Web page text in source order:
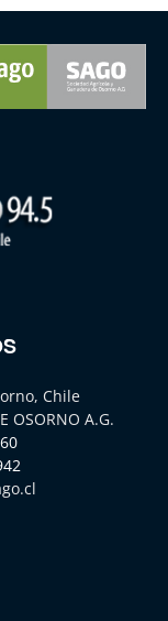
Chile
OSORNO A.G.